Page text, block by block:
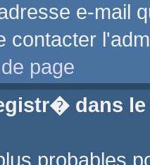
e-mail
contacter
page
dans
probables